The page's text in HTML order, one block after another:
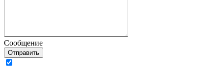
Сообщение
Отправить